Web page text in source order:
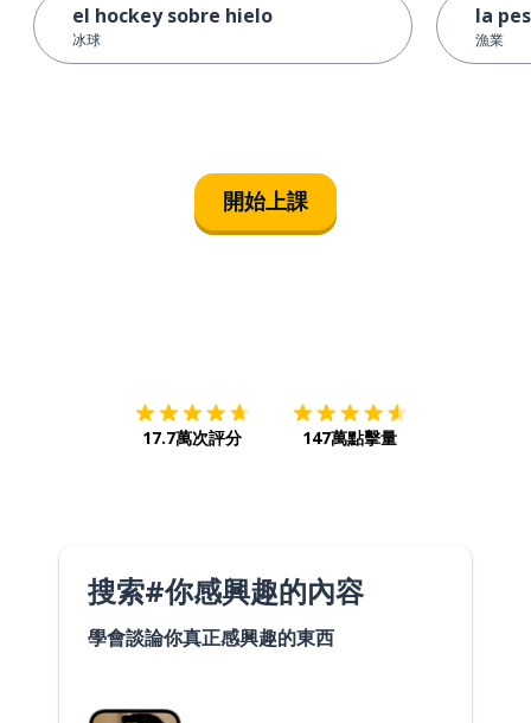
el hockey sobre hielo
冰球
la
漁業
開始上課
17.7萬次評分 147萬點擊量
搜索#你感興趣的內容
學會談論你真正感興趣的東西